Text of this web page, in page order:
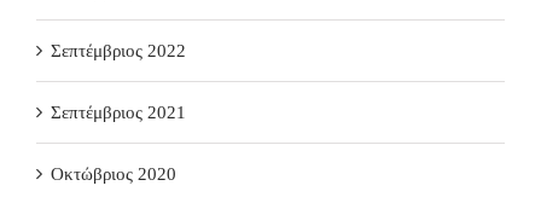
Σεπτέμβριος 2022
Σεπτέμβριος 2021
Οκτώβριος 2020